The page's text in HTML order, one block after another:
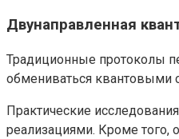
Двунаправленная
Традиционные протоколы
обмениваться квантовыми
Практические
реализациями. Кроме того,